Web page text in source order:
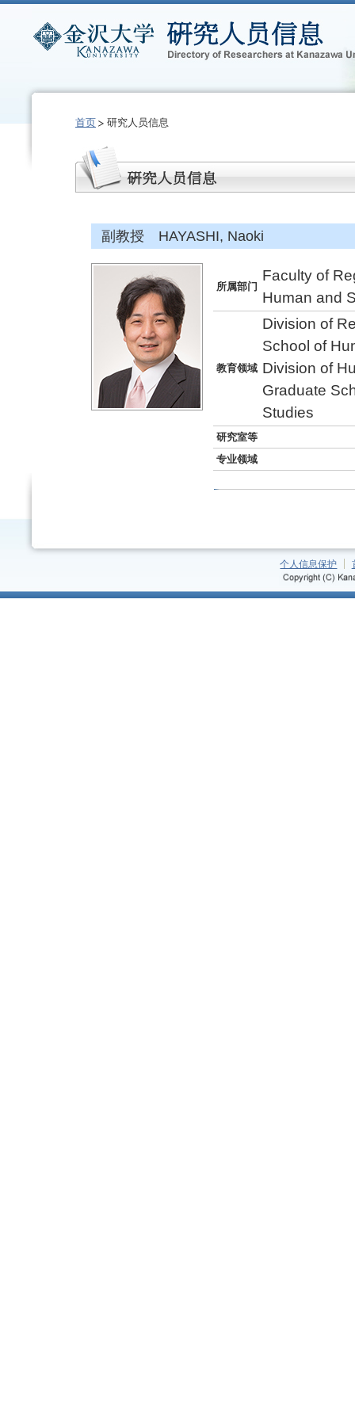
首页 研究人员信息
副教授 HAYASHI, Naoki
所属部门
Faculty of
Human and
教育领域
Division of
School of
Division of
Graduate
Studies
研究室等
专业领域
个人信息保护